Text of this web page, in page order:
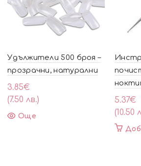
Удължители 500 броя –
прозрачни, натурални
3.85€
(7.50 лв.)
Още
5.37€
(10.50